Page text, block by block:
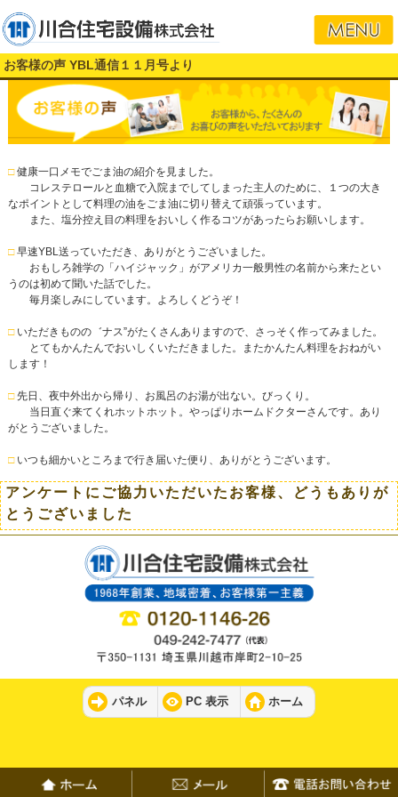
お客様の声 YBL通信１１月号より
□健康一口メモでごま油の紹介を見ました。
コレステロールと血糖で入院までしてしまった主人のために、１つの大き
なポイントとして料理の油をごま油に切り替えて頑張っています。
また、塩分控え目の料理をおいしく作るコツがあったらお願いします。
□早速YBL送っていただき、ありがとうございました。
おもしろ雑学の「ハイジャック」がアメリカ一般男性の名前から来たとい
うのは初めて聞いた話でした。
毎月楽しみにしています。よろしくどうぞ！
□いただきものの゛ナス”がたくさんありますので、さっそく作ってみました。
とてもかんたんでおいしくいただきました。またかんたん料理をおねがい
します！
□先日、夜中外出から帰り、お風呂のお湯が出ない。びっくり。
当日直ぐ来てくれホットホット。やっぱりホームドクターさんです。あり
がとうございました。
□いつも細かいところまで行き届いた便り、ありがとうございます。
アンケートにご協力いただいたお客様、どうもありが
とうございました
パネル PC 表示 ホーム